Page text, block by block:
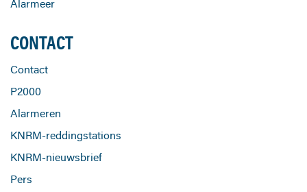
Alarmeer
CONTACT
Contact
P2000
Alarmeren
KNRM-reddingstations
KNRM-nieuwsbrief
Pers